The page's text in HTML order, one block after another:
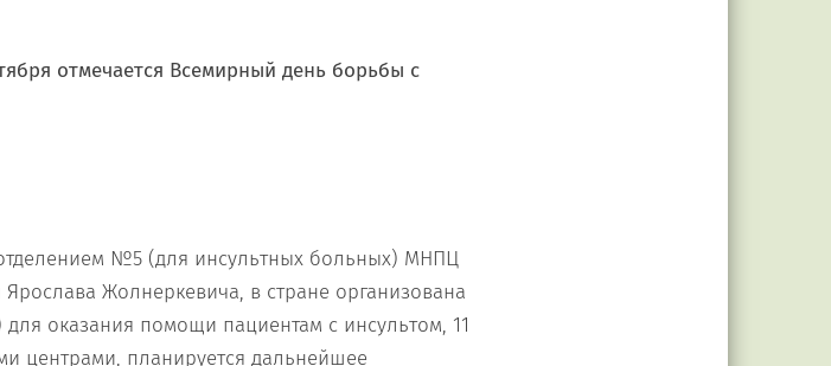
отмечается Всемирный день борьбы с
№5 (для инсультных больных) МНПЦ
Жолнеркевича, в стране организована
оказания помощи пациентам с инсультом, 11
центрами, планируется дальнейшее